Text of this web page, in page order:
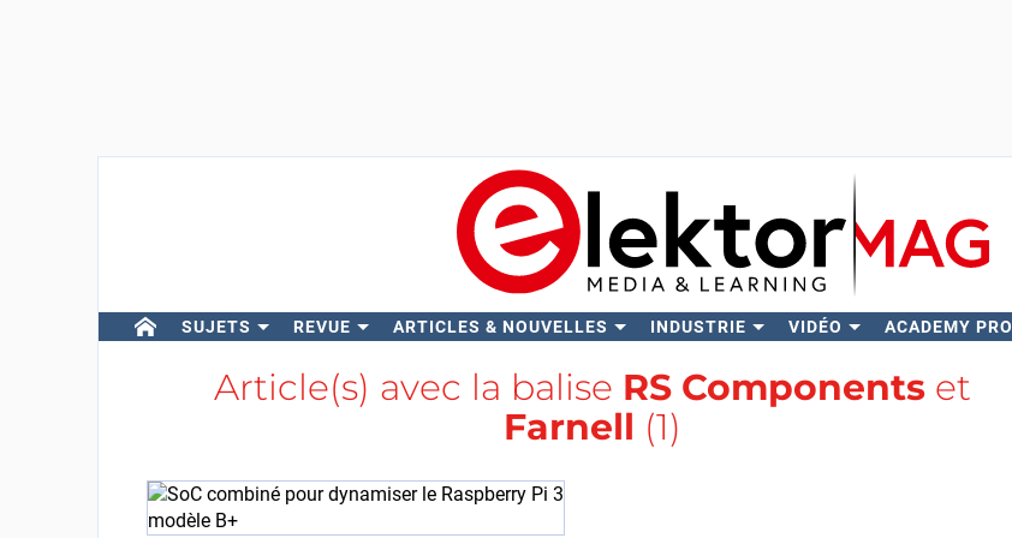
SUJETS REVUE ARTICLES & NOUVELLES INDUSTRIE VIDÉO ACADEMY PRO
Article(s) avec la balise RS Componentset
Farnell (1)